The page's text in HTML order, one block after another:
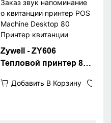
USB+RS232+LAN
Zywell - ZY606
Тепловой принтер 80
Kitchen Заказ звук
Добавить В Корзину